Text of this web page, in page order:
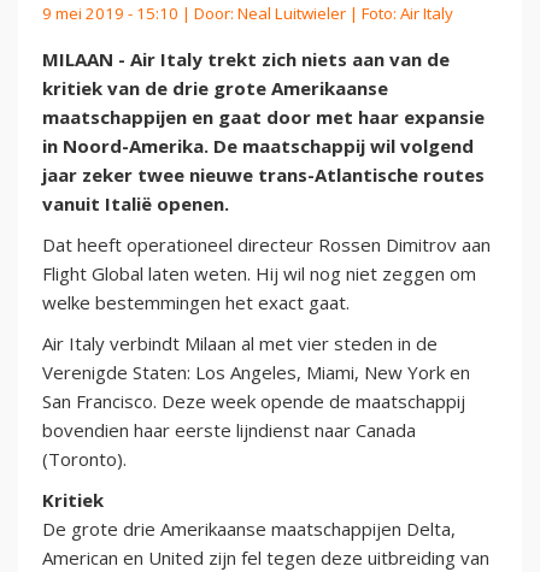
9 mei 2019 - 15:10 | Door: Neal Luitwieler | Foto: Air Italy
MILAAN - Air Italy trekt zich niets aan van de
kritiek van de drie grote Amerikaanse
maatschappijen en gaat door met haar expansie
in Noord-Amerika. De maatschappij wil volgend
jaar zeker twee nieuwe trans-Atlantische routes
vanuit Italië openen.
Dat heeft operationeel directeur Rossen Dimitrov aan
Flight Global laten weten. Hij wil nog niet zeggen om
welke bestemmingen het exact gaat.
Air Italy verbindt Milaan al met vier steden in de
Verenigde Staten: Los Angeles, Miami, New York en
San Francisco. Deze week opende de maatschappij
bovendien haar eerste lijndienst naar Canada
(Toronto).
Kritiek
De grote drie Amerikaanse maatschappijen Delta,
American en United zijn fel tegen deze uitbreiding van